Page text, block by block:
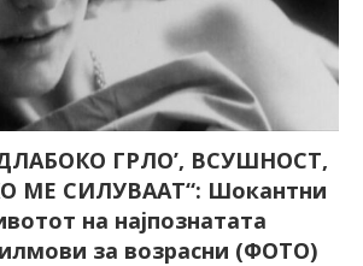
ГРЛО’, ВСУШНОСТ,
МЕ СИЛУВААТ“: Шокантни
на најпознатата
за возрасни (ФОТО)